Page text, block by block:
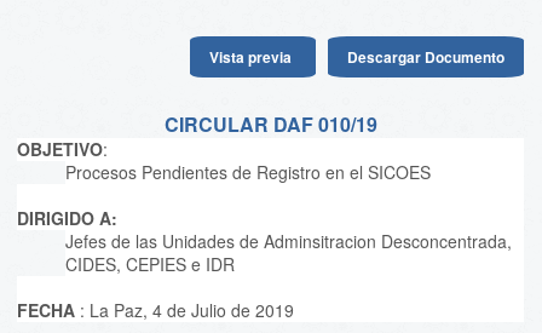
Vista previa Descargar Documento
CIRCULAR DAF 010/19
OBJETIVO:
Procesos Pendientes de Registro en el SICOES
DIRIGIDO A:
Jefes de las Unidades de Adminsitracion Desconcentrada,
CIDES, CEPIES e IDR
FECHA : La Paz, 4 de Julio de 2019